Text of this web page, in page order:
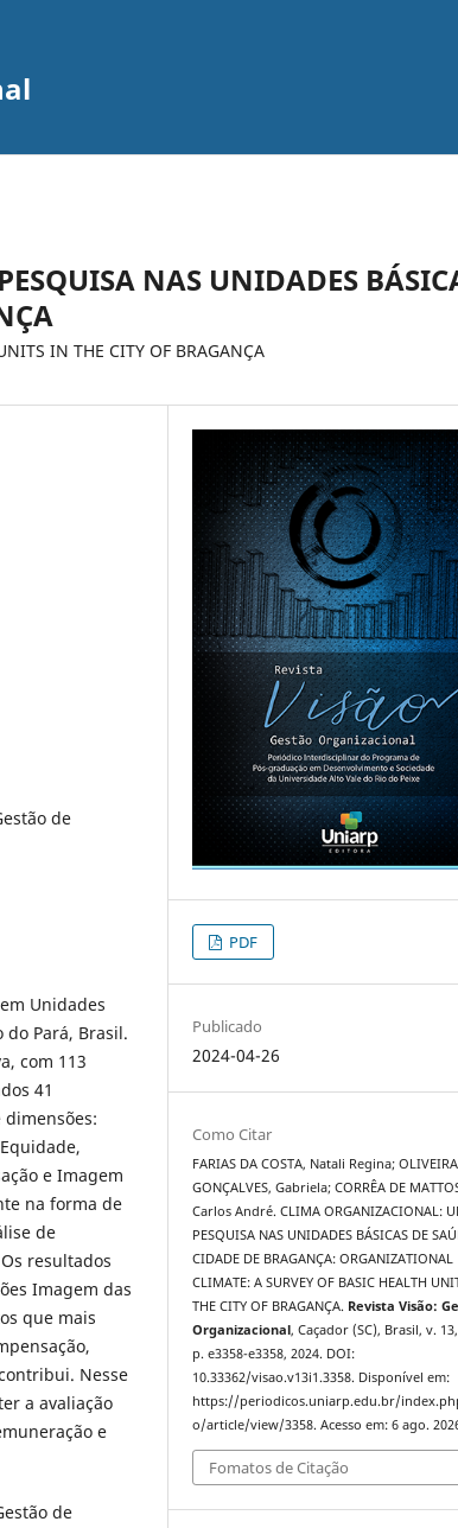
NAS UNIDADES
IN THE CITY OF BRAGANÇA
de
Unidades
do Pará, Brasil.
com 113
41
e Imagem
na forma de
de
resultados
Imagem das
que mais
Nesse
a avaliação
e
de
PDF
Publicado
2024-04-26
Como Citar
FARIAS DA COSTA, Natali Regina; OLIVEIRA
GONÇALVES, Gabriela; CORRÊA DE
Carlos André. CLIMA ORGANIZACIONAL:
PESQUISA NAS UNIDADES BÁSICAS DE
CIDADE DE BRAGANÇA: ORGANIZATIONAL
CLIMATE: A SURVEY OF BASIC HEALTH
THE CITY OF BRAGANÇA. Revista Visão:
Organizacional, Caçador (SC), Brasil, v.
p. e3358-e3358, 2024. DOI:
10.33362/visao.v13i1.3358. Disponível em:
https://periodicos.uniarp.edu.br/
o/article/view/3358. Acesso em: 6 ago.
Fomatos de Citação